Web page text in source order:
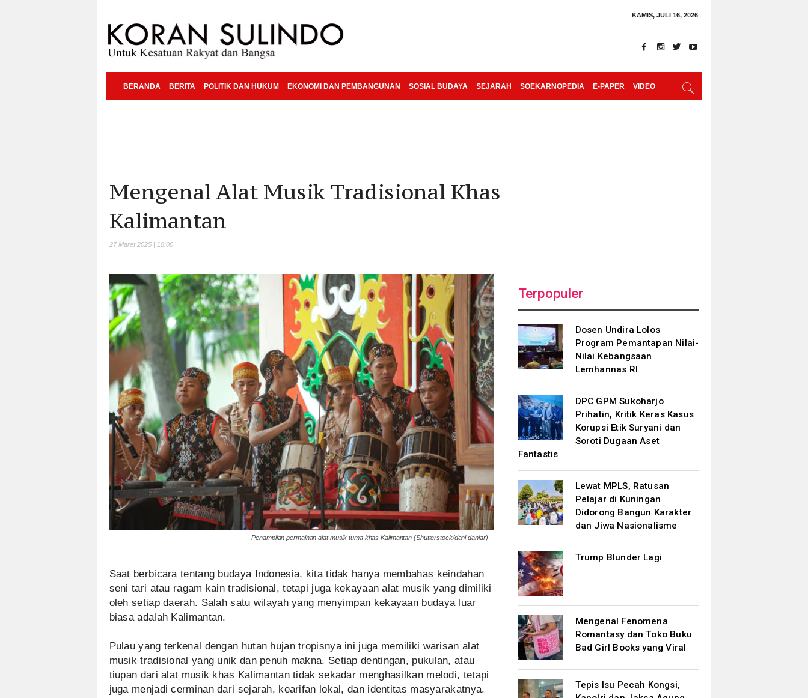
KAMIS, JULI 16, 2026
BERANDA BERITA POLITIK DAN HUKUM EKONOMI DAN PEMBANGUNAN SOSIAL BUDAYA SEJARAH SOEKARNOPEDIA E-PAPER VIDEO
Mengenal Alat Musik Tradisional Khas
Kalimantan
27 Maret 2025 | 18:00
Penampilan permainan alat musik tuma khas Kalimantan (Shutterstock/dani daniar)
Saat berbicara tentang budaya Indonesia, kita tidak hanya membahas keindahan
seni tari atau ragam kain tradisional, tetapi juga kekayaan alat musik yang dimiliki
oleh setiap daerah. Salah satu wilayah yang menyimpan kekayaan budaya luar
biasa adalah Kalimantan.
Pulau yang terkenal dengan hutan hujan tropisnya ini juga memiliki warisan alat
musik tradisional yang unik dan penuh makna. Setiap dentingan, pukulan, atau
tiupan dari alat musik khas Kalimantan tidak sekadar menghasilkan melodi, tetapi
juga menjadi cerminan dari sejarah, kearifan lokal, dan identitas masyarakatnya.
Terpopuler
Dosen Undira Lolos
Program Pemantapan Nilai-
Nilai Kebangsaan
Lemhannas RI
DPC GPM Sukoharjo
Prihatin, Kritik Keras Kasus
Korupsi Etik Suryani dan
Soroti Dugaan Aset
Fantastis
Lewat MPLS, Ratusan
Pelajar di Kuningan
Didorong Bangun Karakter
dan Jiwa Nasionalisme
Trump Blunder Lagi
Mengenal Fenomena
Romantasy dan Toko Buku
Bad Girl Books yang Viral
Tepis Isu Pecah Kongsi,